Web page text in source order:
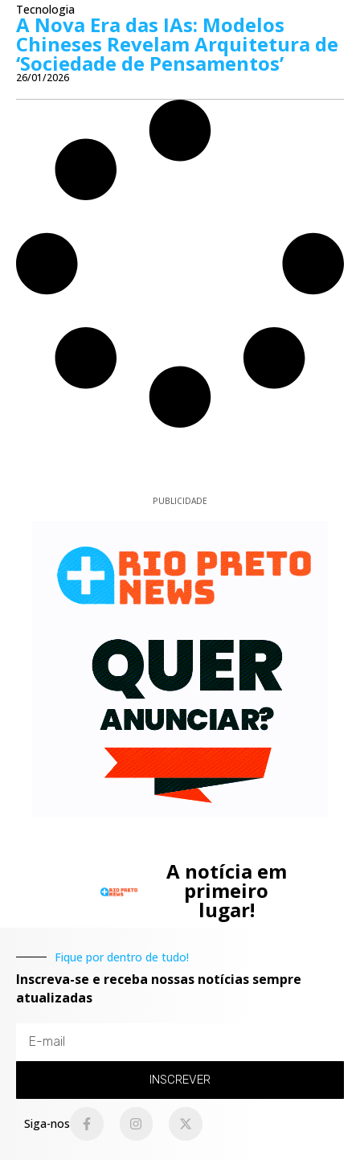
Tecnologia
A Nova Era das IAs: Modelos
Chineses Revelam Arquitetura de
‘Sociedade de Pensamentos’
26/01/2026
PUBLICIDADE
A notícia em
primeiro
lugar!
Fique por dentro de tudo!
Inscreva-se e receba nossas notícias sempre
atualizadas
INSCREVER
Siga-nos